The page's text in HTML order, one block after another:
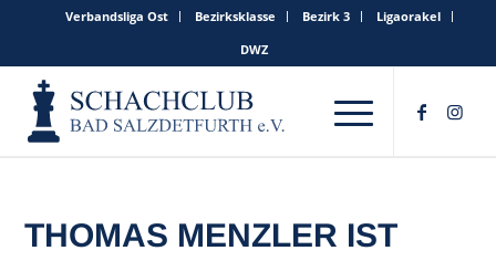
Verbandsliga Ost Bezirksklasse Bezirk 3
Ligaorakel
DWZ
THOMAS MENZLER IST